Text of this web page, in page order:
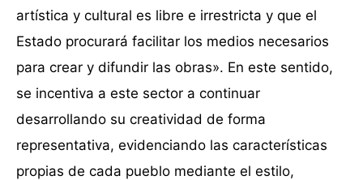
artística y cultural es libre e irrestricta y que el
Estado procurará facilitar los medios necesarios
para crear y difundir las obras». En este sentido,
se incentiva a este sector a continuar
desarrollando su creatividad de forma
representativa, evidenciando las características
propias de cada pueblo mediante el estilo,